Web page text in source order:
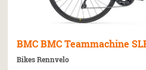
BMC BMC Teammachine
Bikes Rennvelo